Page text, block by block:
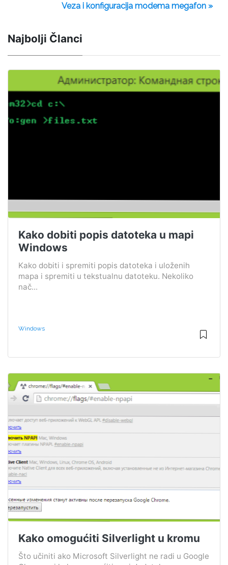
Veza i konfiguracija modema megafon »
Najbolji Članci
Kako dobiti popis datoteka u mapi
Windows
Kako dobiti i spremiti popis datoteka i uloženih
mapa i spremiti u tekstualnu datoteku. Nekoliko
nač...
Windows
Kako omogućiti Silverlight u kromu
Što učiniti ako Microsoft Silverlight ne radi u Google